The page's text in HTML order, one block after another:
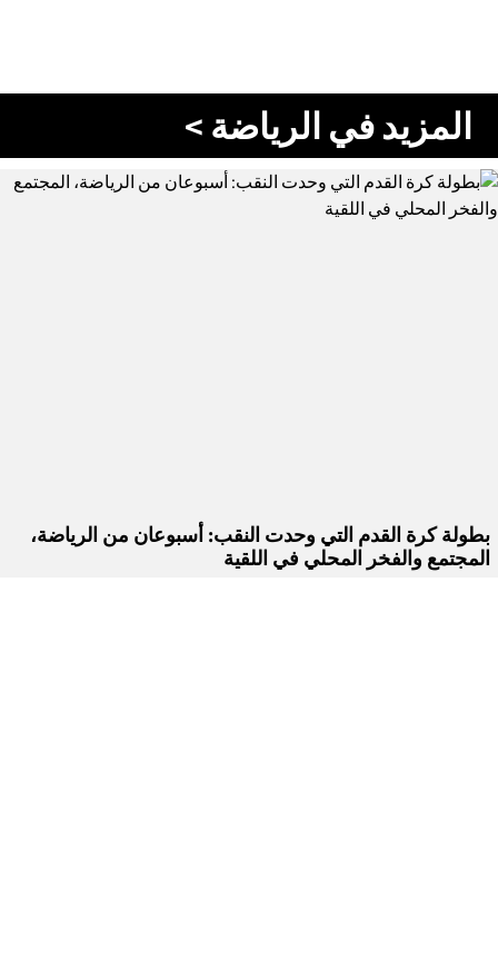
المزيد في الرياضة >
بطولة كرة القدم التي وحدت النقب: أسبوعان من الرياضة،
المجتمع والفخر المحلي في اللقية